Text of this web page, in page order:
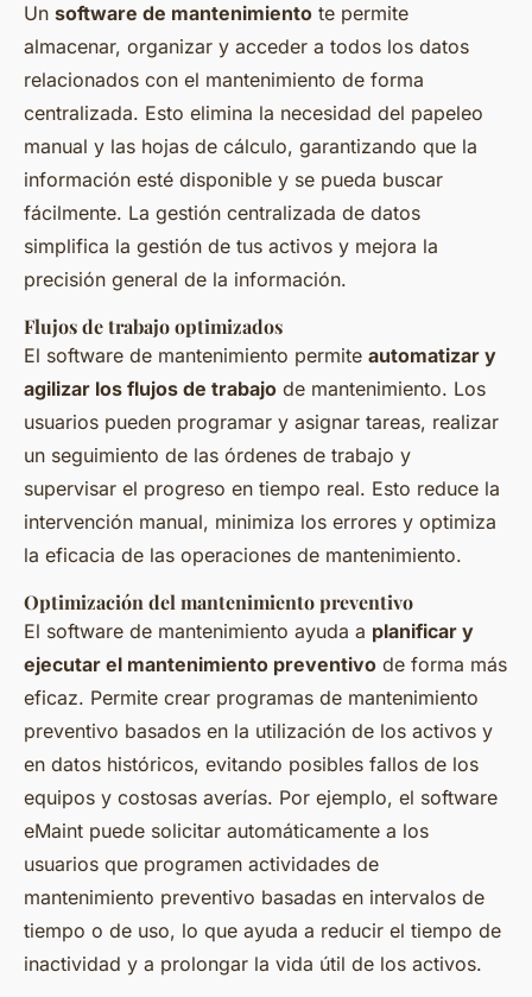
Un software de mantenimiento te permite
almacenar, organizar y acceder a todos los datos
relacionados con el mantenimiento de forma
centralizada. Esto elimina la necesidad del papeleo
manual y las hojas de cálculo, garantizando que la
información esté disponible y se pueda buscar
fácilmente. La gestión centralizada de datos
simplifica la gestión de tus activos y mejora la
precisión general de la información.
Flujos de trabajo optimizados
El software de mantenimiento permite automatizar y
agilizar los flujos de trabajo de mantenimiento. Los
usuarios pueden programar y asignar tareas, realizar
un seguimiento de las órdenes de trabajo y
supervisar el progreso en tiempo real. Esto reduce la
intervención manual, minimiza los errores y optimiza
la eficacia de las operaciones de mantenimiento.
Optimización del mantenimiento preventivo
El software de mantenimiento ayuda a planificar y
ejecutar el mantenimiento preventivo de forma más
eficaz. Permite crear programas de mantenimiento
preventivo basados en la utilización de los activos y
en datos históricos, evitando posibles fallos de los
equipos y costosas averías. Por ejemplo, el software
eMaint puede solicitar automáticamente a los
usuarios que programen actividades de
mantenimiento preventivo basadas en intervalos de
tiempo o de uso, lo que ayuda a reducir el tiempo de
inactividad y a prolongar la vida útil de los activos.